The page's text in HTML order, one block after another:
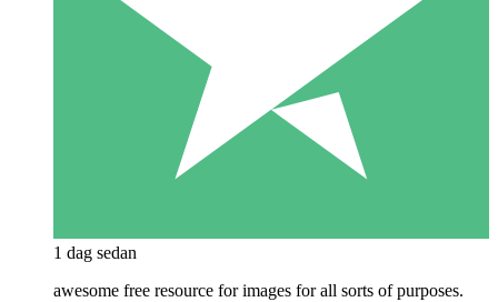
1 dag sedan
awesome free resource for images for all sorts of purposes.